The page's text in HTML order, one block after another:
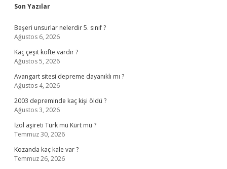
Sidebar
Son Yazılar
Beşeri unsurlar nelerdir 5. sınıf ?
Ağustos 6, 2026
Kaç çeşit köfte vardır ?
Ağustos 5, 2026
Avangart sitesi depreme dayanıklı mı ?
Ağustos 4, 2026
2003 depreminde kaç kişi öldü ?
Ağustos 3, 2026
İzol aşireti Türk mü Kürt mü ?
Temmuz 30, 2026
Kozanda kaç kale var ?
Temmuz 26, 2026